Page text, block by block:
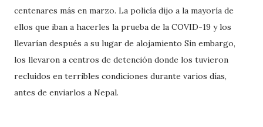
centenares más en marzo. La policía dijo a la mayoría de
ellos que iban a hacerles la prueba de la COVID-19 y los
llevarían después a su lugar de alojamiento Sin embargo,
los llevaron a centros de detención donde los tuvieron
recluidos en terribles condiciones durante varios días,
antes de enviarlos a Nepal.